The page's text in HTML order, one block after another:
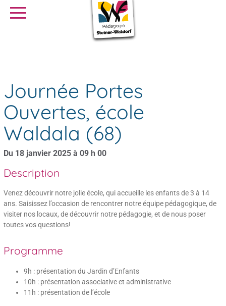
SE FORMER
Journée Portes
Ouvertes, école
Waldala (68)
Du 18 janvier 2025 à 09 h 00
Description
Venez découvrir notre jolie école, qui accueille les enfants de 3 à 14
ans. Saisissez l’occasion de rencontrer notre équipe pédagogique, de
visiter nos locaux, de découvrir notre pédagogie, et de nous poser
toutes vos questions!
Programme
9h : présentation du Jardin d’Enfants
10h : présentation associative et administrative
11h : présentation de l’école